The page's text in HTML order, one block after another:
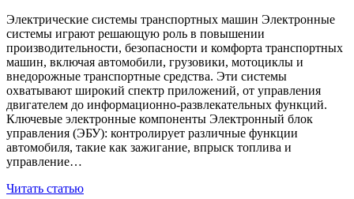
Электрические системы транспортных машин Электронные
системы играют решающую роль в повышении
производительности, безопасности и комфорта транспортных
машин, включая автомобили, грузовики, мотоциклы и
внедорожные транспортные средства. Эти системы
охватывают широкий спектр приложений, от управления
двигателем до информационно-развлекательных функций.
Ключевые электронные компоненты Электронный блок
управления (ЭБУ): контролирует различные функции
автомобиля, такие как зажигание, впрыск топлива и
управление…
Читать статью